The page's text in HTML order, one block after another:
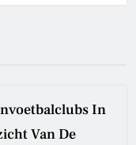
In
Van De